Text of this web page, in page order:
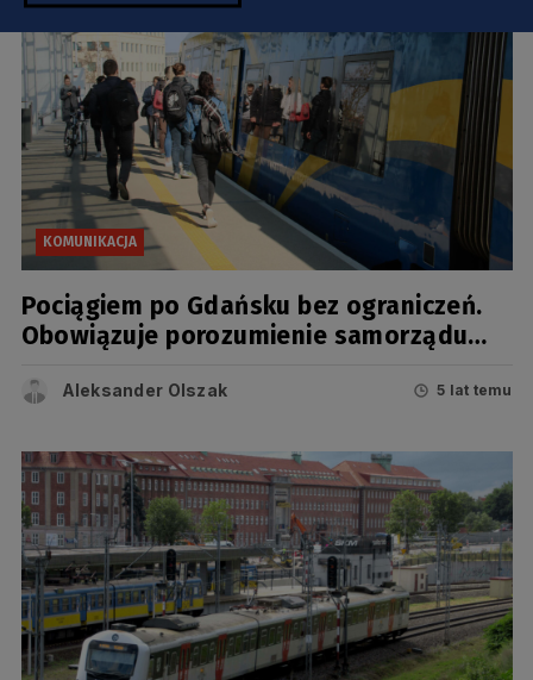
KOMUNIKACJA
Pociągiem po Gdańsku bez ograniczeń.
Obowiązuje porozumienie samorządu
Aleksander Olszak 5 lat temu